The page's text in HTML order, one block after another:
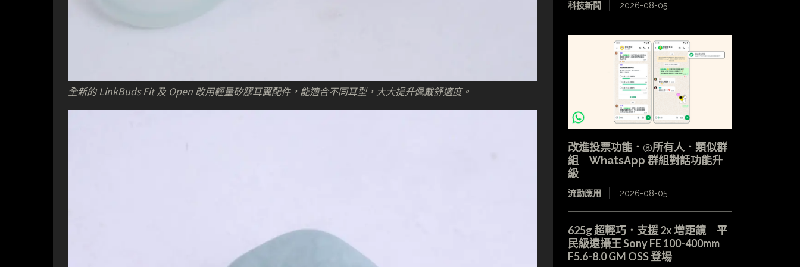
全新的 LinkBuds Fit 及 Open 改用輕量矽膠耳翼配件，能適合不同耳型，大大提升佩戴舒適度。
科技新聞 2026-08-05
改進投票功能．@所有人．類似群
組 WhatsApp 群組對話功能升
級
流動應用 2026-08-05
625g 超輕巧．支援 2x 增距鏡 平
民級遠攝王 Sony FE 100-400mm
F5.6-8.0 GM OSS 登場